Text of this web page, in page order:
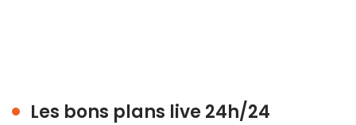
Les bons plans live 24h/24